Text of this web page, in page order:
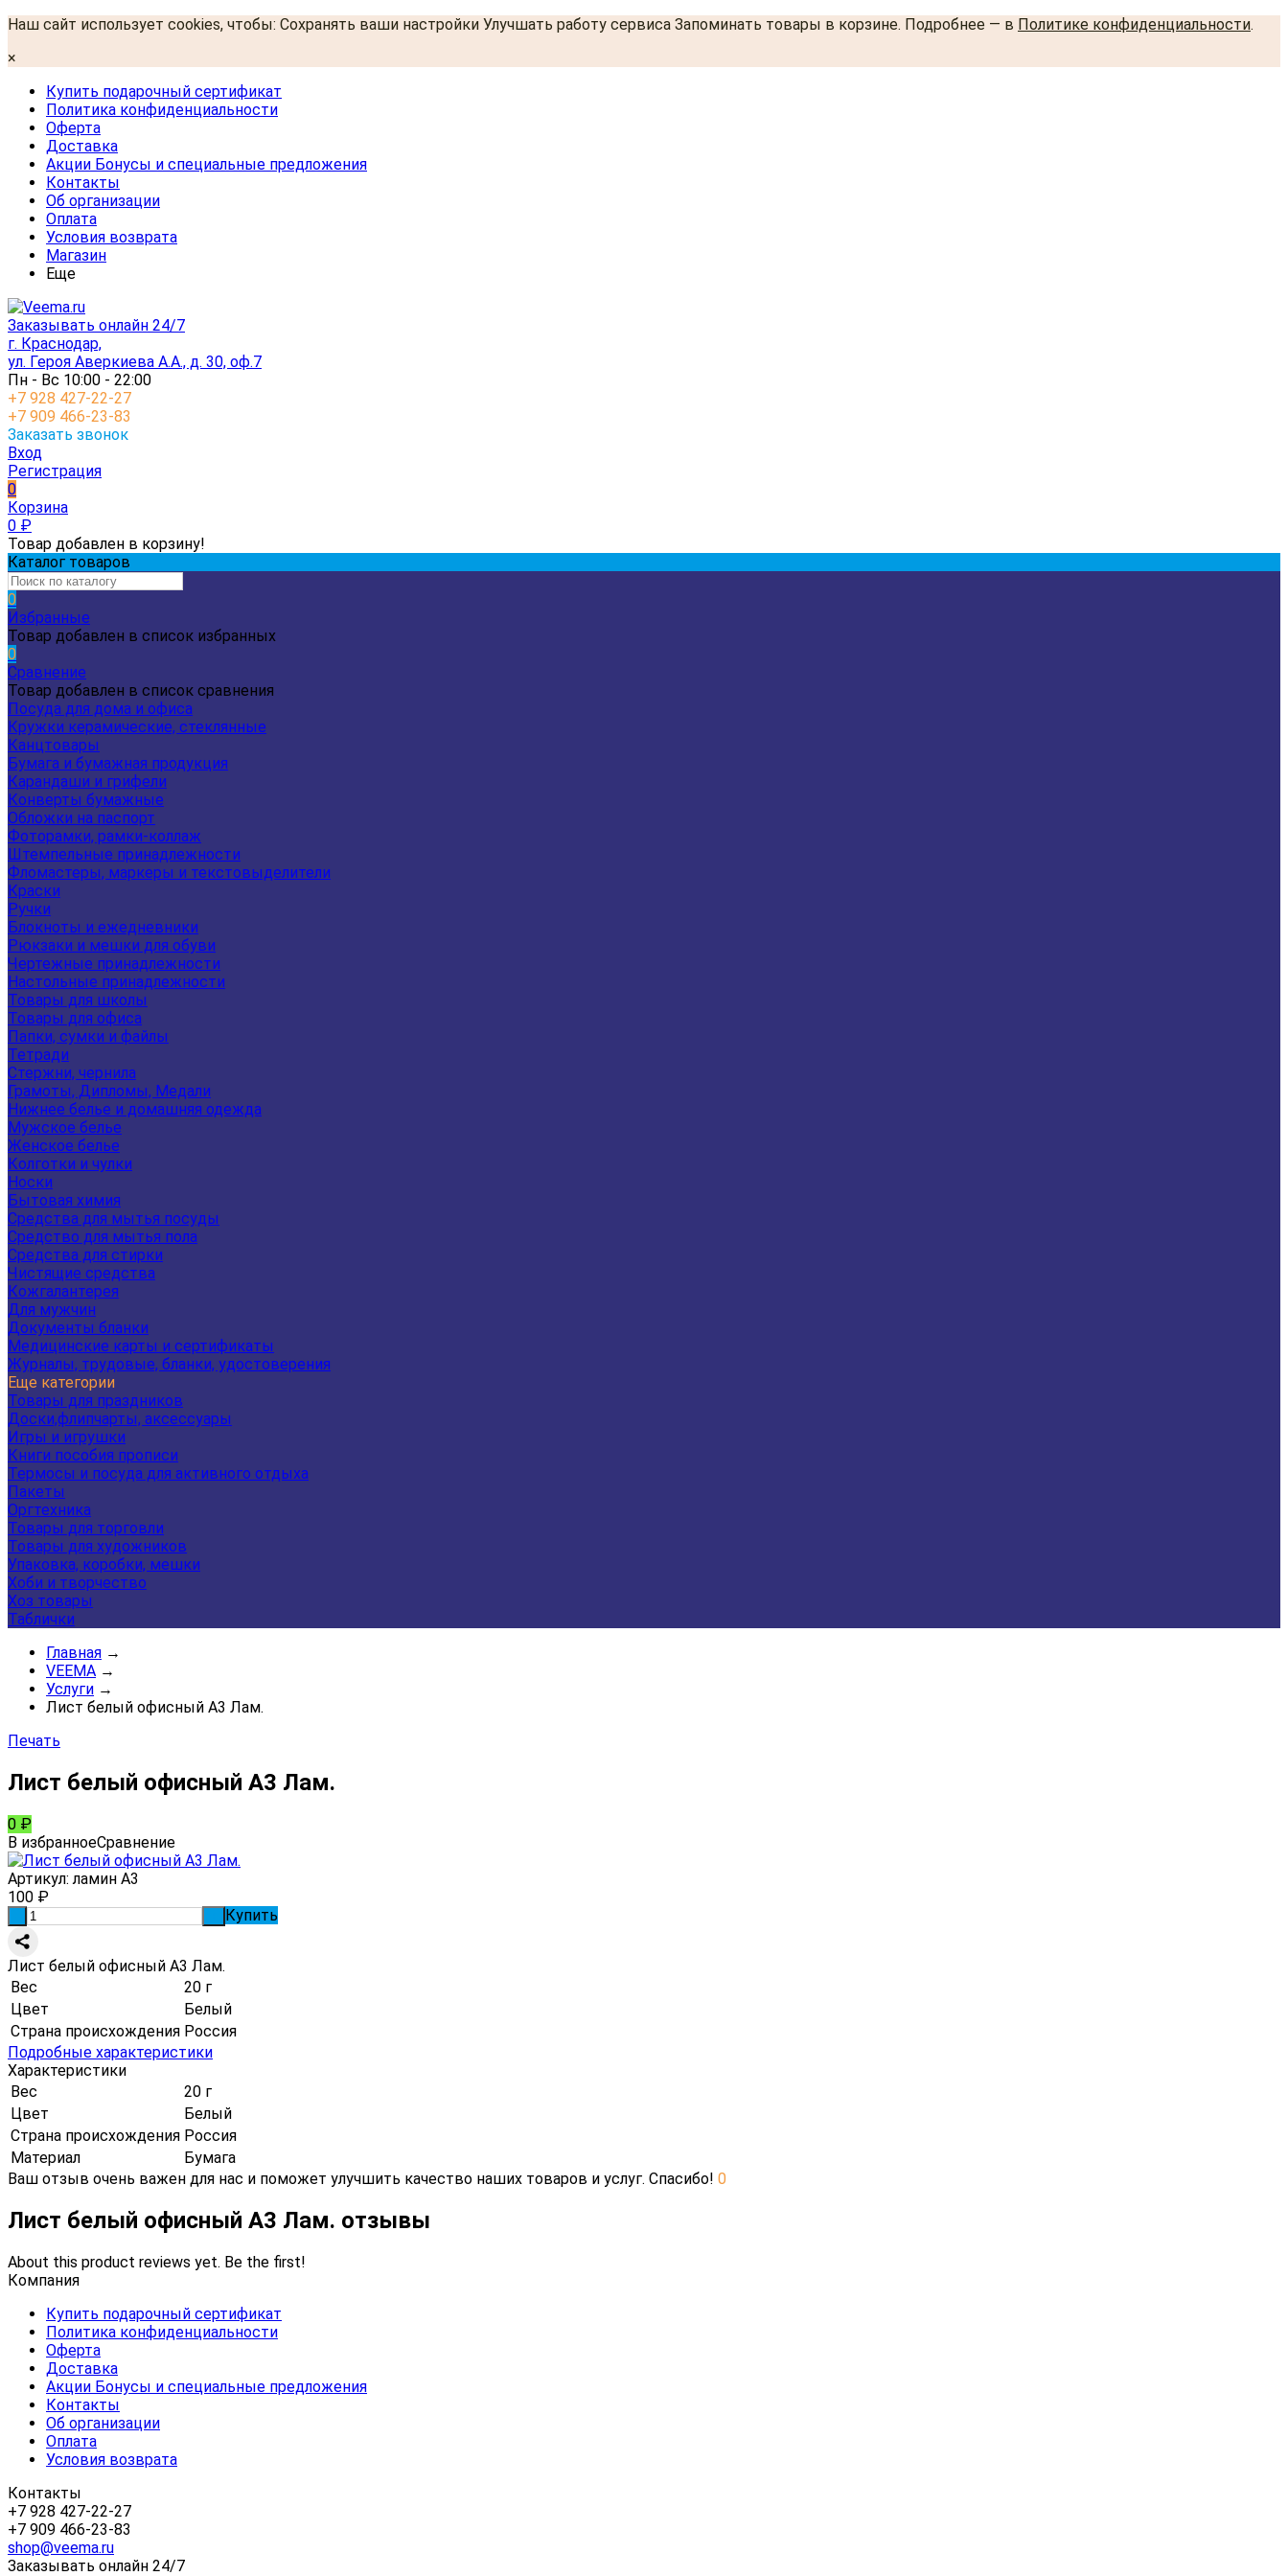
Наш сайт использует cookies, чтобы: Сохранять ваши настройки Улучшать работу сервиса Запоминать товары в корзине. Подробнее — в Политике конфиденциальности.
×
Купить подарочный сертификат
Политика конфиденциальности
Оферта
Доставка
Акции Бонусы и специальные предложения
Контакты
Об организации
Оплата
Условия возврата
Магазин
Еще
Заказывать онлайн 24/7
г. Краснодар,
ул. Героя Аверкиева А.А., д. 30, оф.7
Пн - Вс 10:00 - 22:00
+7 928 427-22-27
+7 909 466-23-83
Заказать звонок
Вход
Регистрация
0
Корзина
0 ₽
Товар добавлен в корзину!
Каталог товаров
0
Избранные
Товар добавлен в список избранных
0
Сравнение
Товар добавлен в список сравнения
Посуда для дома и офиса
Кружки керамические, стеклянные
Канцтовары
Бумага и бумажная продукция
Карандаши и грифели
Конверты бумажные
Обложки на паспорт
Фоторамки, рамки-коллаж
Штемпельные принадлежности
Фломастеры, маркеры и текстовыделители
Краски
Ручки
Блокноты и ежедневники
Рюкзаки и мешки для обуви
Чертежные принадлежности
Настольные принадлежности
Товары для школы
Товары для офиса
Папки, сумки и файлы
Тетради
Стержни, чернила
Грамоты, Дипломы, Медали
Нижнее белье и домашняя одежда
Мужское белье
Женское белье
Колготки и чулки
Носки
Бытовая химия
Средства для мытья посуды
Средство для мытья пола
Средства для стирки
Чистящие средства
Кожгалантерея
Для мужчин
Документы бланки
Медицинские карты и сертификаты
Журналы, трудовые, бланки, удостоверения
Еще категории
Товары для праздников
Доски,флипчарты, аксессуары
Игры и игрушки
Книги пособия прописи
Термосы и посуда для активного отдыха
Пакеты
Оргтехника
Товары для торговли
Товары для художников
Упаковка, коробки, мешки
Хоби и творчество
Хоз товары
Таблички
Главная →
VEEMA →
Услуги →
Лист белый офисный А3 Лам.
Печать
Лист белый офисный А3 Лам.
0 ₽
В избранноеСравнение
Артикул: ламин А3
100 ₽
Купить
Лист белый офисный А3 Лам.
Вес
20 г
Цвет
Белый
Страна происхождения Россия
Подробные характеристики
Характеристики
Вес
20 г
Цвет
Белый
Страна происхождения Россия
Материал
Бумага
Ваш отзыв очень важен для нас и поможет улучшить качество наших товаров и услуг. Спасибо! 0
Лист белый офисный А3 Лам. отзывы
About this product reviews yet. Be the first!
Компания
Купить подарочный сертификат
Политика конфиденциальности
Оферта
Доставка
Акции Бонусы и специальные предложения
Контакты
Об организации
Оплата
Условия возврата
Контакты
+7 928 427-22-27
+7 909 466-23-83
shop@veema.ru
Заказывать онлайн 24/7